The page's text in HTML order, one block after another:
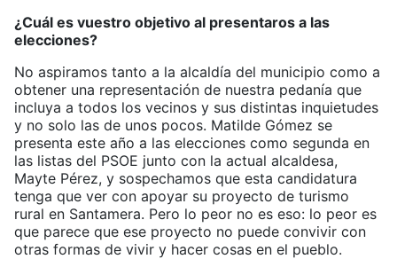
¿Cuál es vuestro objetivo al presentaros a las
elecciones?
No aspiramos tanto a la alcaldía del municipio como a
obtener una representación de nuestra pedanía que
incluya a todos los vecinos y sus distintas inquietudes
y no solo las de unos pocos. Matilde Gómez se
presenta este año a las elecciones como segunda en
las listas del PSOE junto con la actual alcaldesa,
Mayte Pérez, y sospechamos que esta candidatura
tenga que ver con apoyar su proyecto de turismo
rural en Santamera. Pero lo peor no es eso: lo peor es
que parece que ese proyecto no puede convivir con
otras formas de vivir y hacer cosas en el pueblo.